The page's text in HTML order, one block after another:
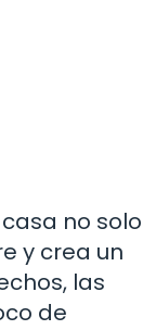
no solo
y crea un
las
de